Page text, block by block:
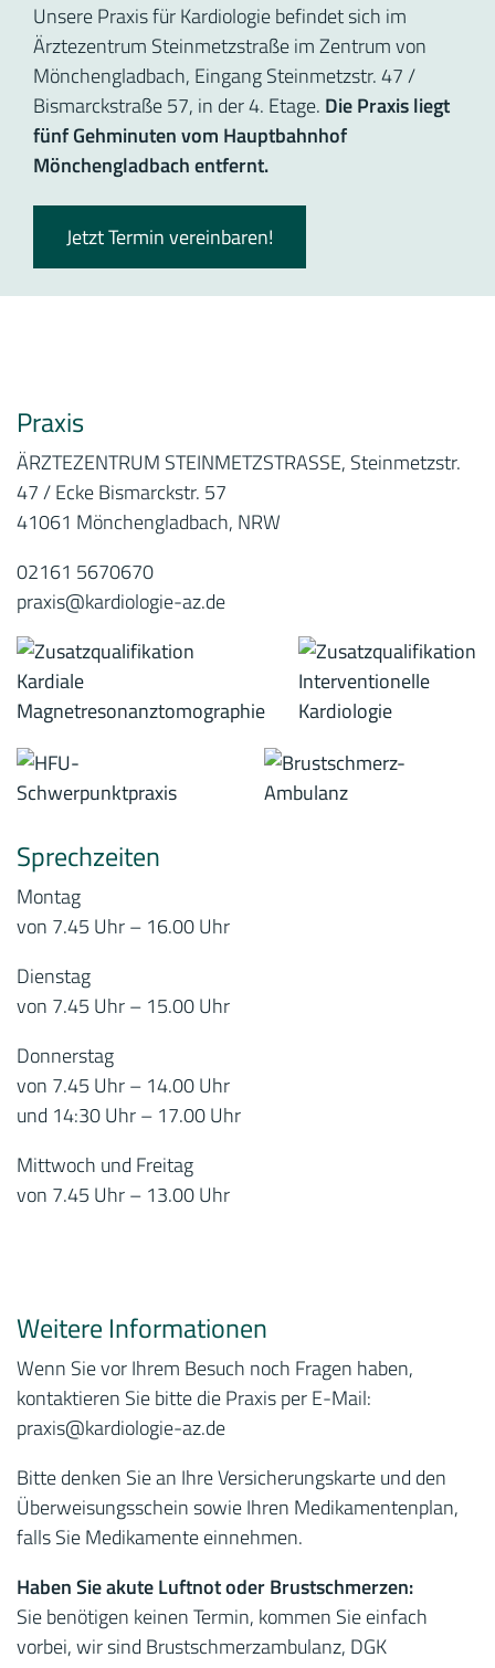
Unsere Praxis für Kardiologie befindet sich im
Ärztezentrum Steinmetzstraße im Zentrum von
Mönchengladbach, Eingang Steinmetzstr. 47 /
Bismarckstraße 57, in der 4. Etage. Die Praxis liegt
fünf Gehminuten vom Hauptbahnhof
Mönchengladbach entfernt.
Jetzt Termin vereinbaren!
Praxis
ÄRZTEZENTRUM STEINMETZSTRASSE, Steinmetzstr.
47 / Ecke Bismarckstr. 57
41061 Mönchengladbach, NRW
02161 5670670
praxis@kardiologie-az.de
Sprechzeiten
Montag
von 7.45 Uhr – 16.00 Uhr
Dienstag
von 7.45 Uhr – 15.00 Uhr
Donnerstag
von 7.45 Uhr – 14.00 Uhr
und 14:30 Uhr – 17.00 Uhr
Mittwoch und Freitag
von 7.45 Uhr – 13.00 Uhr
Weitere Informationen
Wenn Sie vor Ihrem Besuch noch Fragen haben,
kontaktieren Sie bitte die Praxis per E-Mail:
praxis@kardiologie-az.de
Bitte denken Sie an Ihre Versicherungskarte und den
Überweisungsschein sowie Ihren Medikamentenplan,
falls Sie Medikamente einnehmen.
Haben Sie akute Luftnot oder Brustschmerzen:
Sie benötigen keinen Termin, kommen Sie einfach
vorbei, wir sind Brustschmerzambulanz, DGK